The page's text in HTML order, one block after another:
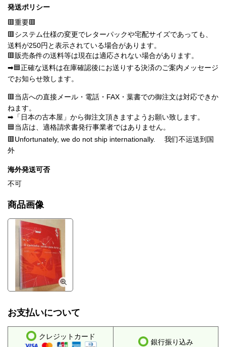
発送ポリシー
🟥重要🟥
🟥システム仕様の変更でレターパックや宅配サイズであっても、
送料が250円と表示されている場合があります。
🟥販売条件の送料等は現在は適応されない場合があります。
➡🟦正確な送料は在庫確認後にお送りする決済のご案内メッセージ
でお知らせ致します。
🟥当店への直接メール・電話・FAX・葉書での御注文は対応できか
ねます。
➡「日本の古本屋」から御注文頂きますようお願い致します。
🟦当店は、適格請求書発行事業者ではありません。
🟥Unfortunately, we do not ship internationally. 我们不运送到国
外
海外発送可否
不可
商品画像
お支払いについて
クレジットカード
銀行振り込み